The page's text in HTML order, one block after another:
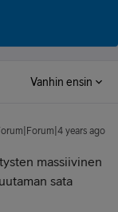
Vanhin ensin
years ago
massiivinen
sata